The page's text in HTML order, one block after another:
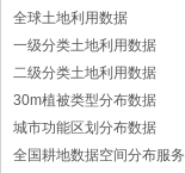
全球土地利用数据
一级分类土地利用数据
二级分类土地利用数据
30m植被类型分布数据
城市功能区划分布数据
全国耕地数据空间分布服务